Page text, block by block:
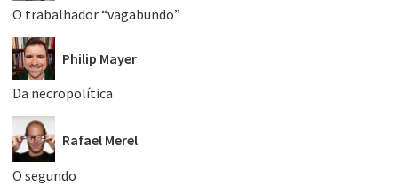
O trabalhador “vagabundo”
Philip Mayer
Da necropolítica
Rafael Merel
O segundo